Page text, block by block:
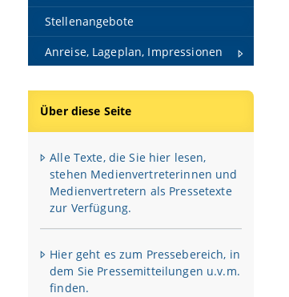
Stellenangebote
Anreise, Lageplan, Impressionen
Über diese Seite
Alle Texte, die Sie hier lesen,
stehen Medienvertreterinnen und
Medienvertretern als Pressetexte
zur Verfügung.
Hier geht es zum Pressebereich, in
dem Sie Pressemitteilungen u.v.m.
finden.